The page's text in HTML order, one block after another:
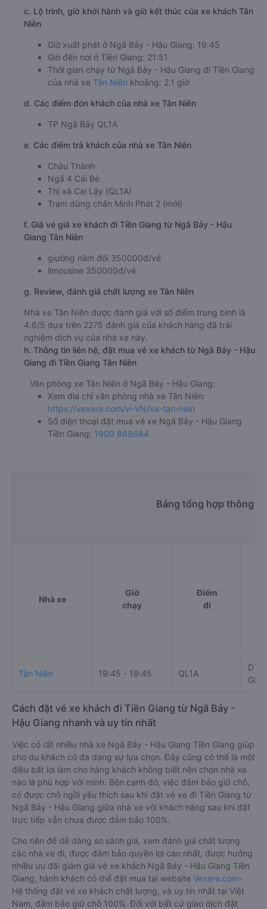
c. Lộ trình, giờ khởi hành và giờ kết thúc của xe khách Tân
Niên
Giờ xuất phát ở Ngã Bảy - Hậu Giang: 19:45
Giờ đến nơi ở Tiền Giang: 21:51
Thời gian chạy từ Ngã Bảy - Hậu Giang đi Tiền Giang
của nhà xe Tân Niên khoảng: 2.1 giờ
d. Các điểm đón khách của nhà xe Tân Niên
TP Ngã Bảy QL1A
e. Các điểm trả khách của nhà xe Tân Niên
Châu Thành
Ngã 4 Cái Bè
Thị xã Cai Lậy (QL1A)
Trạm dừng chân Minh Phát 2 (mới)
f. Giá vé giá xe khách đi Tiền Giang từ Ngã Bảy - Hậu
Giang Tân Niên
giường nằm đôi 350000đ/vé
limousine 350000đ/vé
g. Review, đánh giá chất lượng xe Tân Niên
Nhà xe Tân Niên được đánh giá với số điểm trung bình là
4.6/5 dựa trên 2275 đánh giá của khách hàng đã trải
nghiệm dịch vụ của nhà xe này.
h. Thông tin liên hệ, đặt mua vé xe khách từ Ngã Bảy - Hậu
Giang đi Tiền Giang Tân Niên
Văn phòng xe Tân Niên ở Ngã Bảy - Hậu Giang:
Xem địa chỉ văn phòng nhà xe Tân Niên:
https://vexere.com/vi-VN/xe-tan-nien
Số điện thoại đặt mua vé xe Ngã Bảy - Hậu Giang
Tiền Giang: 1900 888684
Bảng tổng hợp thông
Nhà xe
Giờ
chạy
Điểm
đi
Tân Niên 19:45 - 19:45 QL1A
Cách đặt vé xe khách đi Tiền Giang từ Ngã Bảy -
Hậu Giang nhanh và uy tín nhất
Việc có rất nhiều nhà xe Ngã Bảy - Hậu Giang Tiền Giang giúp
cho du khách có đa dạng sự lựa chọn. Đây cũng có thể là một
điều bất lợi làm cho hàng khách không biết nên chọn nhà xe
nào là phù hợp với mình. Bên cạnh đó, việc đảm bảo giữ chỗ,
có được chỗ ngồi yêu thích sau khi đặt vé xe đi Tiền Giang từ
Ngã Bảy - Hậu Giang giữa nhà xe với khách hàng sau khi đặt
trực tiếp vẫn chưa được đảm bảo 100%.
Cho nên để dễ dàng so sánh giá, xem đánh giá chất lượng
các nhà xe đi, được đảm bảo quyền lợi cao nhất, được hưởng
nhiều ưu đãi giảm giá vé xe khách Ngã Bảy - Hậu Giang Tiền
Giang, hành khách có thể đặt mua tại website Vexere.com-
Hệ thống đặt vé xe khách chất lượng, và uy tín nhất tại Việt
Nam, đảm bảo giữ chỗ 100%. Đối với bất cứ giao dịch đặt